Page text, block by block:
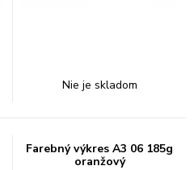
Nie je skladom
Farebný výkres A3 06 185g
oranžový